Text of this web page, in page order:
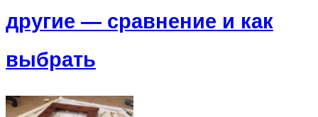
другие — сравнение и как
выбрать